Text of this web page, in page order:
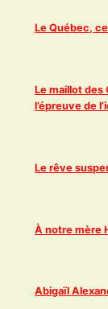
Le Québec,
Le maillot des
l’épreuve de
Le rêve
À notre mère
Abigaïl